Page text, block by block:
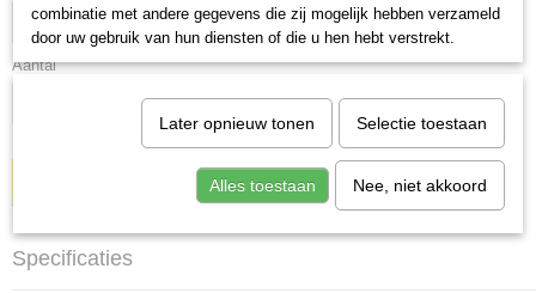
Aantal
IN WINKELWAGEN
Specificaties
combinatie met andere gegevens die zij mogelijk hebben verzameld
door uw gebruik van hun diensten of die u hen hebt verstrekt.
Later opnieuw tonen Selectie toestaan
Alles toestaan Nee, niet akkoord